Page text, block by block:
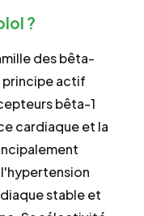
?
des bêta-
actif
bêta-1
cardiaque et la
stable et